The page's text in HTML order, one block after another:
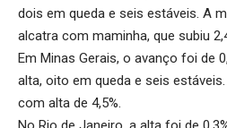
dois em queda e seis estáveis. A
alcatra com maminha, que subiu
Em Minas Gerais, o avanço foi de
alta, oito em queda e seis
com alta de 4,5%.